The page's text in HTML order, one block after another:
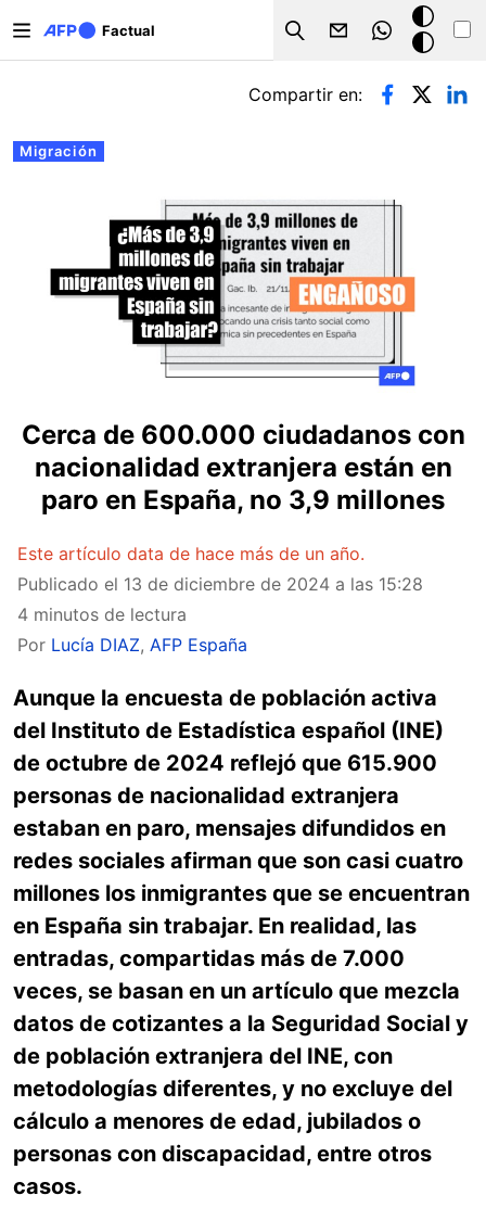
Factual
Search
Modo
oscuro
Solapas principales
Migración
Compartir en:
Cerca de 600.000 ciudadanos con
nacionalidad extranjera están en
paro en España, no 3,9 millones
Este artículo data de hace más de un año.
Publicado el 13 de diciembre de 2024 a las 15:28
4 minutos de lectura
Por Lucía DIAZ, AFP España
Aunque la encuesta de población activa
del Instituto de Estadística español (INE)
de octubre de 2024 reflejó que 615.900
personas de nacionalidad extranjera
estaban en paro, mensajes difundidos en
redes sociales afirman que son casi cuatro
millones los inmigrantes que se encuentran
en España sin trabajar. En realidad, las
entradas, compartidas más de 7.000
veces, se basan en un artículo que mezcla
datos de cotizantes a la Seguridad Social y
de población extranjera del INE, con
metodologías diferentes, y no excluye del
cálculo a menores de edad, jubilados o
personas con discapacidad, entre otros
casos.